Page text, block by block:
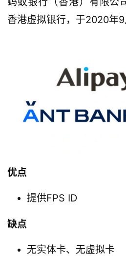
香港虚拟银行，于2020年9
优点
提供FPS ID
缺点
无实体卡、无虚拟卡